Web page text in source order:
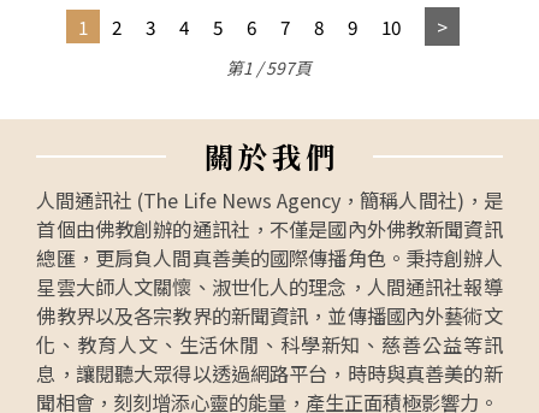
1 2 3 4 5 6 7 8 9 10
第1 / 597頁
關於我們
人間通訊社 (The Life News Agency，簡稱人間社)，是
首個由佛教創辦的通訊社，不僅是國內外佛教新聞資訊
總匯，更肩負人間真善美的國際傳播角色。秉持創辦人
星雲大師人文關懷、淑世化人的理念，人間通訊社報導
佛教界以及各宗教界的新聞資訊，並傳播國內外藝術文
化、教育人文、生活休閒、科學新知、慈善公益等訊
息，讓閱聽大眾得以透過網路平台，時時與真善美的新
聞相會，刻刻增添心靈的能量，產生正面積極影響力。